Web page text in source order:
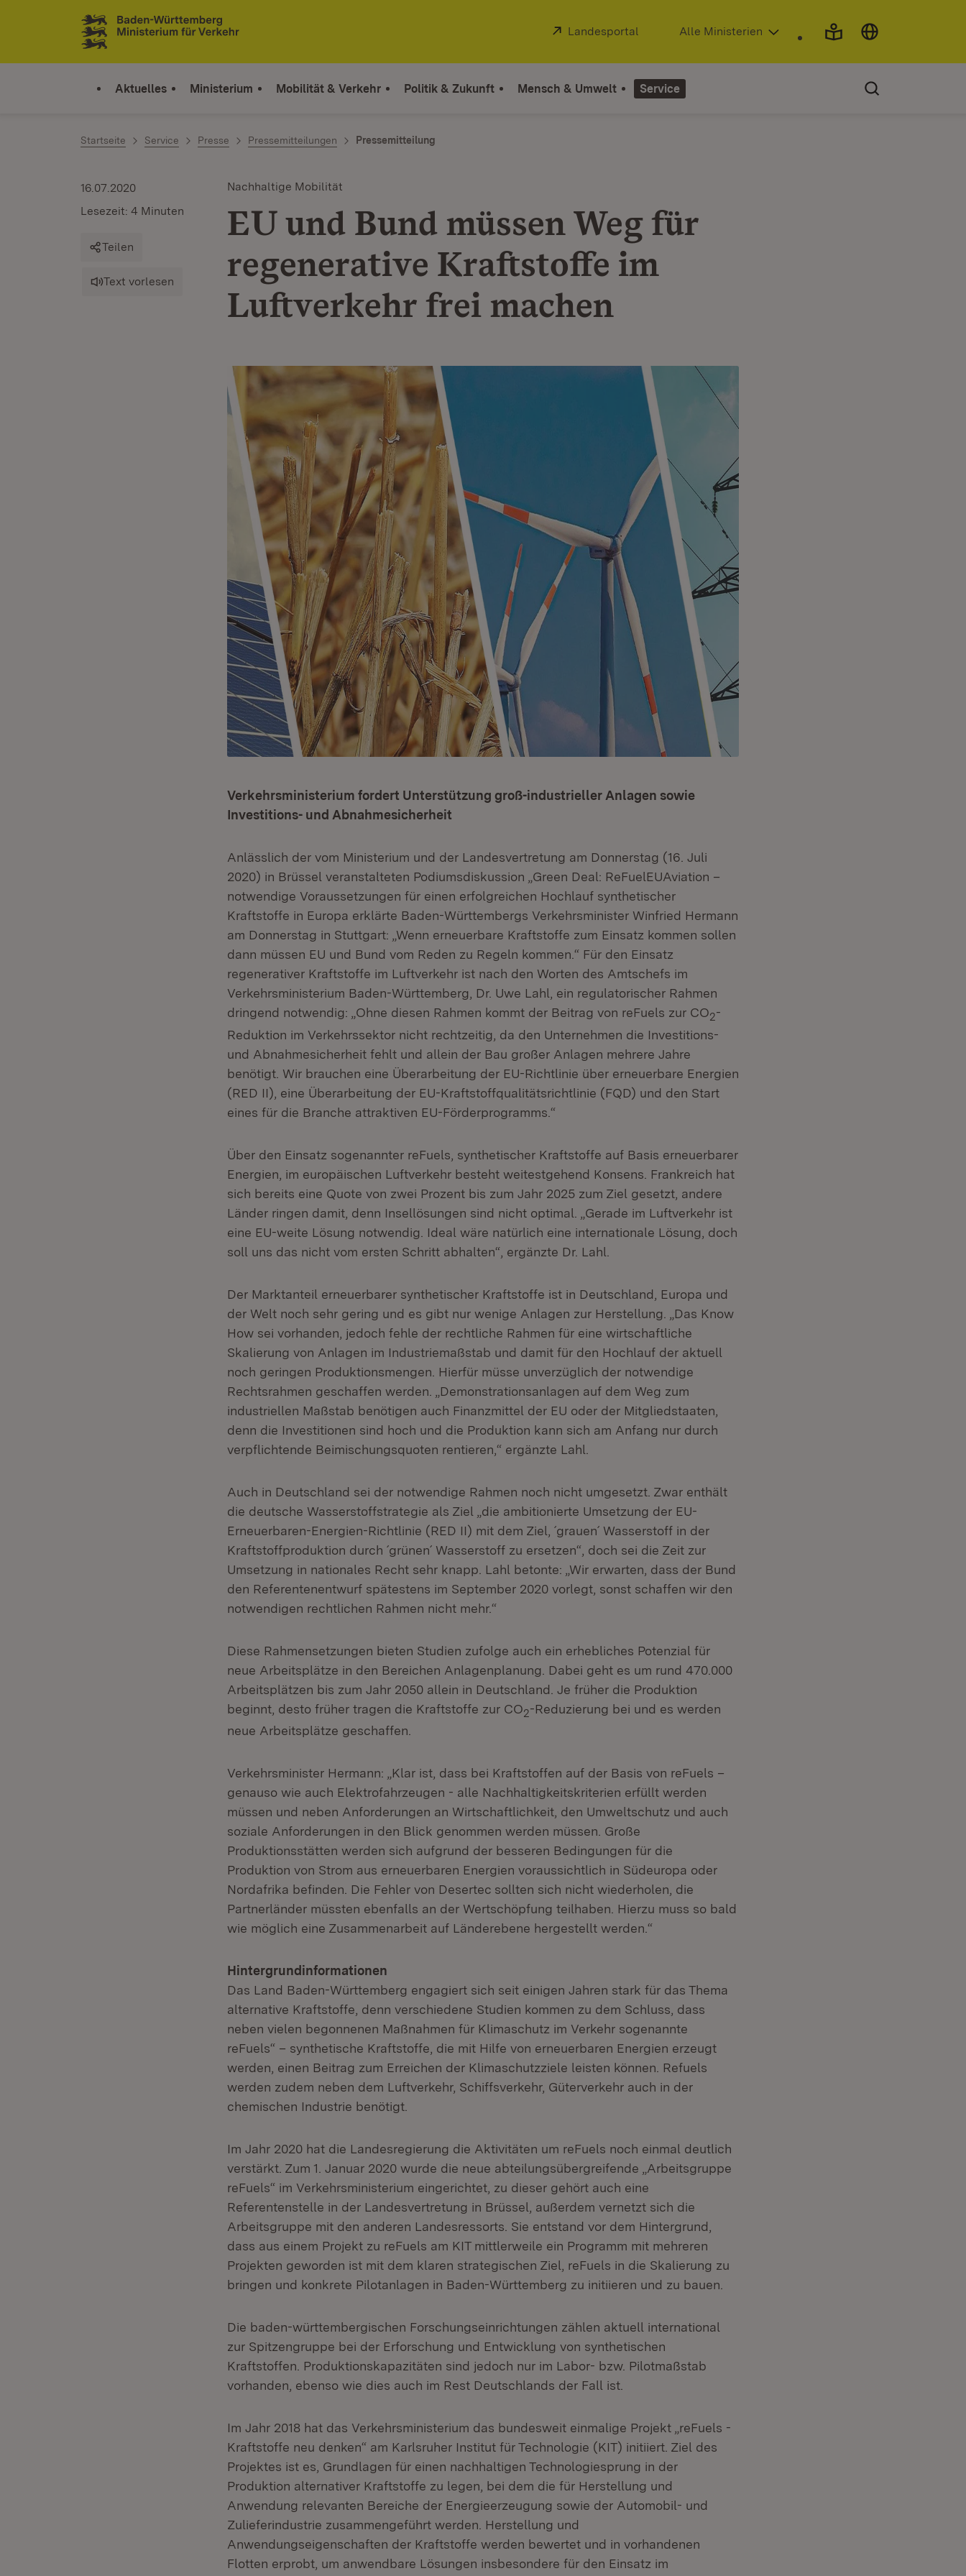
Zum Inhalt springen
Link zur Startseite
Extern:
Landesportal (Öffnet in neuem Fenster)
Alle Ministerien
Aktuelles Ministerium Mobilität & Verkehr Politik & Zukunft Mensch & Umwelt Service
Startseite Service Presse Pressemitteilungen Pressemitteilung
Nachhaltige Mobilität
EU und Bund müssen Weg für
regenerative Kraftstoffe im
Luftverkehr frei machen
16.07.2020
Lesezeit: 4 Minuten
Teilen
Text vorlesen
Verkehrsministerium fordert Unterstützung groß-industrieller Anlagen sowie
Investitions- und Abnahmesicherheit
Anlässlich der vom Ministerium und der Landesvertretung am Donnerstag (16. Juli
2020) in Brüssel veranstalteten Podiumsdiskussion „Green Deal: ReFuelEUAviation –
notwendige Voraussetzungen für einen erfolgreichen Hochlauf synthetischer
Kraftstoffe in Europa erklärte Baden-Württembergs Verkehrsminister Winfried Hermann
am Donnerstag in Stuttgart: „Wenn erneuerbare Kraftstoffe zum Einsatz kommen sollen
dann müssen EU und Bund vom Reden zu Regeln kommen.“ Für den Einsatz
regenerativer Kraftstoffe im Luftverkehr ist nach den Worten des Amtschefs im
Verkehrsministerium Baden-Württemberg, Dr. Uwe Lahl, ein regulatorischer Rahmen
dringend notwendig: „Ohne diesen Rahmen kommt der Beitrag von reFuels zur CO2-
Reduktion im Verkehrssektor nicht rechtzeitig, da den Unternehmen die Investitions-
und Abnahmesicherheit fehlt und allein der Bau großer Anlagen mehrere Jahre
benötigt. Wir brauchen eine Überarbeitung der EU-Richtlinie über erneuerbare Energien
(RED II), eine Überarbeitung der EU-Kraftstoffqualitätsrichtlinie (FQD) und den Start
eines für die Branche attraktiven EU-Förderprogramms.“
Über den Einsatz sogenannter reFuels, synthetischer Kraftstoffe auf Basis erneuerbarer
Energien, im europäischen Luftverkehr besteht weitestgehend Konsens. Frankreich hat
sich bereits eine Quote von zwei Prozent bis zum Jahr 2025 zum Ziel gesetzt, andere
Länder ringen damit, denn Insellösungen sind nicht optimal. „Gerade im Luftverkehr ist
eine EU-weite Lösung notwendig. Ideal wäre natürlich eine internationale Lösung, doch
soll uns das nicht vom ersten Schritt abhalten“, ergänzte Dr. Lahl.
Der Marktanteil erneuerbarer synthetischer Kraftstoffe ist in Deutschland, Europa und
der Welt noch sehr gering und es gibt nur wenige Anlagen zur Herstellung. „Das Know
How sei vorhanden, jedoch fehle der rechtliche Rahmen für eine wirtschaftliche
Skalierung von Anlagen im Industriemaßstab und damit für den Hochlauf der aktuell
noch geringen Produktionsmengen. Hierfür müsse unverzüglich der notwendige
Rechtsrahmen geschaffen werden. „Demonstrationsanlagen auf dem Weg zum
industriellen Maßstab benötigen auch Finanzmittel der EU oder der Mitgliedstaaten,
denn die Investitionen sind hoch und die Produktion kann sich am Anfang nur durch
verpflichtende Beimischungsquoten rentieren,“ ergänzte Lahl.
Auch in Deutschland sei der notwendige Rahmen noch nicht umgesetzt. Zwar enthält
die deutsche Wasserstoffstrategie als Ziel „ die ambitionierte Umsetzung der EU-
Erneuerbaren-Energien-Richtlinie (RED II) mit dem Ziel, ´grauen´ Wasserstoff in der
Kraftstoffproduktion durch ´grünen´ Wasserstoff zu ersetzen“ , doch sei die Zeit zur
Umsetzung in nationales Recht sehr knapp. Lahl betonte: „Wir erwarten, dass der Bund
den Referentenentwurf spätestens im September 2020 vorlegt, sonst schaffen wir den
notwendigen rechtlichen Rahmen nicht mehr.“
Diese Rahmensetzungen bieten Studien zufolge auch ein erhebliches Potenzial für
neue Arbeitsplätze in den Bereichen Anlagenplanung. Dabei geht es um rund 470.000
Arbeitsplätzen bis zum Jahr 2050 allein in Deutschland. Je früher die Produktion
beginnt, desto früher tragen die Kraftstoffe zur CO2-Reduzierung bei und es werden
neue Arbeitsplätze geschaffen.
Verkehrsminister Hermann: „Klar ist, dass bei Kraftstoffen auf der Basis von reFuels –
genauso wie auch Elektrofahrzeugen - alle Nachhaltigkeitskriterien erfüllt werden
müssen und neben Anforderungen an Wirtschaftlichkeit, den Umweltschutz und auch
soziale Anforderungen in den Blick genommen werden müssen. Große
Produktionsstätten werden sich aufgrund der besseren Bedingungen für die
Produktion von Strom aus erneuerbaren Energien voraussichtlich in Südeuropa oder
Nordafrika befinden. Die Fehler von Desertec sollten sich nicht wiederholen, die
Partnerländer müssten ebenfalls an der Wertschöpfung teilhaben. Hierzu muss so bald
wie möglich eine Zusammenarbeit auf Länderebene hergestellt werden.“
Hintergrundinformationen
Das Land Baden-Württemberg engagiert sich seit einigen Jahren stark für das Thema
alternative Kraftstoffe, denn verschiedene Studien kommen zu dem Schluss, dass
neben vielen begonnenen Maßnahmen für Klimaschutz im Verkehr sogenannte
reFuels“ – synthetische Kraftstoffe, die mit Hilfe von erneuerbaren Energien erzeugt
werden, einen Beitrag zum Erreichen der Klimaschutzziele leisten können. Refuels
werden zudem neben dem Luftverkehr, Schiffsverkehr, Güterverkehr auch in der
chemischen Industrie benötigt.
Im Jahr 2020 hat die Landesregierung die Aktivitäten um reFuels noch einmal deutlich
verstärkt. Zum 1. Januar 2020 wurde die neue abteilungsübergreifende „Arbeitsgruppe
reFuels“ im Verkehrsministerium eingerichtet, zu dieser gehört auch eine
Referentenstelle in der Landesvertretung in Brüssel, außerdem vernetzt sich die
Arbeitsgruppe mit den anderen Landesressorts. Sie entstand vor dem Hintergrund,
dass aus einem Projekt zu reFuels am KIT mittlerweile ein Programm mit mehreren
Projekten geworden ist mit dem klaren strategischen Ziel, reFuels in die Skalierung zu
bringen und konkrete Pilotanlagen in Baden-Württemberg zu initiieren und zu bauen.
Die baden-württembergischen Forschungseinrichtungen zählen aktuell international
zur Spitzengruppe bei der Erforschung und Entwicklung von synthetischen
Kraftstoffen. Produktionskapazitäten sind jedoch nur im Labor- bzw. Pilotmaßstab
vorhanden, ebenso wie dies auch im Rest Deutschlands der Fall ist.
Im Jahr 2018 hat das Verkehrsministerium das bundesweit einmalige Projekt „reFuels -
Kraftstoffe neu denken“ am Karlsruher Institut für Technologie (KIT) initiiert. Ziel des
Projektes ist es, Grundlagen für einen nachhaltigen Technologiesprung in der
Produktion alternativer Kraftstoffe zu legen, bei dem die für Herstellung und
Anwendung relevanten Bereiche der Energieerzeugung sowie der Automobil- und
Zulieferindustrie zusammengeführt werden. Herstellung und
Anwendungseigenschaften der Kraftstoffe werden bewertet und in vorhandenen
Flotten erprobt, um anwendbare Lösungen insbesondere für den Einsatz im